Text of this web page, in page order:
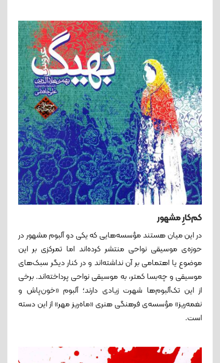
کم‌کارِ مشهور
در این میان هستند مؤسسه‌هایی که یکی دو آلبوم مشهور در
حوزه‌ی موسیقی نواحی منتشر کرده‌اند اما تمرکزی بر این
موضوع یا اهتمامی بر آن نداشته‌اند و در کنار دیگر سبک‌های
موسیقی و چه‌بسا کمتر، به موسیقی نواحی پرداخته‌اند. برخی
از این تک‌آلبوم‌ها شهرت زیادی دارند؛ آلبوم «خون‌پاش و
نغمه‌ریز» مؤسسه‌ی فرهنگی هنری «ماه‌ریز مهر» از این دسته
است.